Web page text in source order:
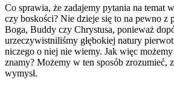
Co sprawia, że zadajemy pytania na temat
czy boskości? Nie dzieje się to na pewno z
Boga, Buddy czy Chrystusa, ponieważ
urzeczywistniliśmy głębokiej natury
niczego o niej nie wiemy. Jak więc
znamy? Możemy w ten sposób zrozumieć,
wymysł.